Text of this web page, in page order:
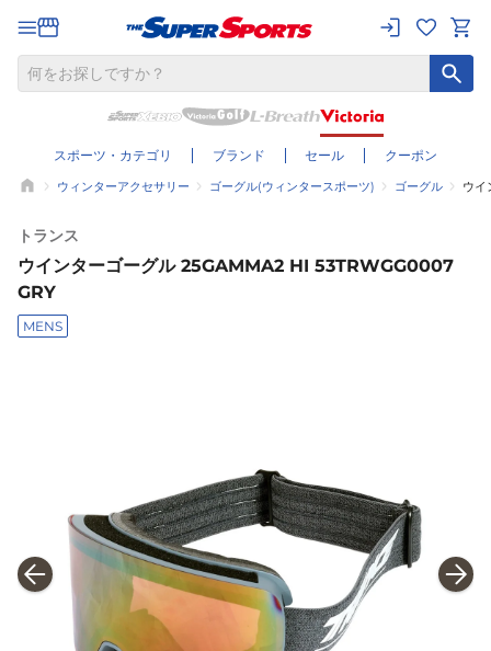
スポーツ・カテゴリ ブランド セール クーポン
ウィンターアクセサリー ゴーグル(ウィンタースポーツ) ゴーグル ウ
トランス
ウインターゴーグル 25GAMMA2 HI 53TRWGG0007
GRY
MENS